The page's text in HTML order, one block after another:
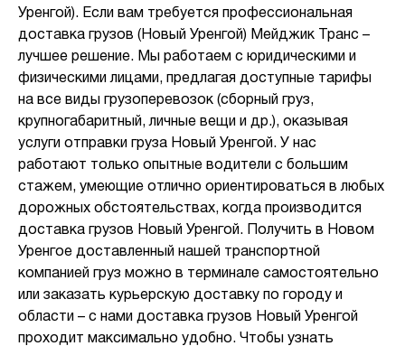
Уренгой). Если вам требуется профессиональная
доставка грузов (Новый Уренгой) Мейджик Транс –
лучшее решение. Мы работаем с юридическими и
физическими лицами, предлагая доступные тарифы
на все виды грузоперевозок (сборный груз,
крупногабаритный, личные вещи и др.), оказывая
услуги отправки груза Новый Уренгой. У нас
работают только опытные водители с большим
стажем, умеющие отлично ориентироваться в любых
дорожных обстоятельствах, когда производится
доставка грузов Новый Уренгой. Получить в Новом
Уренгое доставленный нашей транспортной
компанией груз можно в терминале самостоятельно
или заказать курьерскую доставку по городу и
области – с нами доставка грузов Новый Уренгой
проходит максимально удобно. Чтобы узнать